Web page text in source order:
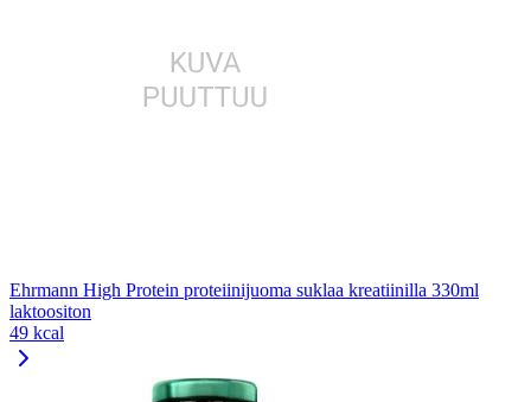
Ehrmann High Protein proteiinijuoma suklaa kreatiinilla 330ml
laktoositon
49 kcal